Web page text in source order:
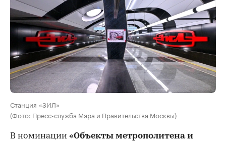
Станция «ЗИЛ»
(Фото: Пресс-служба Мэра и Правительства Москвы)
В номинации «Объекты метрополитена и